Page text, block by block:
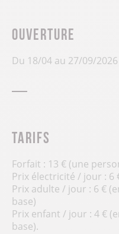
Ouverture
Du 18/04 au 27/09/
Tarifs
Forfait : 13 € (une
Prix électricité / jour : 6
Prix adulte / jour : 6 €
base)
Prix enfant / jour : 4 €
base).